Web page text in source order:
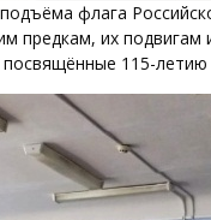
флага
предкам, их подвигам
115-летию